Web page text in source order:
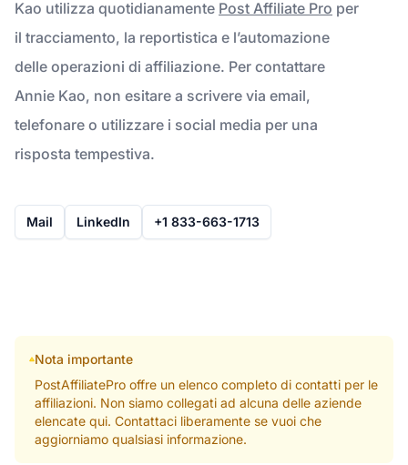
Kao utilizza quotidianamente Post Affiliate Pro per
il tracciamento, la reportistica e l’automazione
delle operazioni di affiliazione. Per contattare
Annie Kao, non esitare a scrivere via email,
telefonare o utilizzare i social media per una
risposta tempestiva.
Mail LinkedIn +1 833-663-1713
Nota importante
PostAffiliatePro offre un elenco completo di contatti per le
affiliazioni. Non siamo collegati ad alcuna delle aziende
elencate qui. Contattaci liberamente se vuoi che
aggiorniamo qualsiasi informazione.